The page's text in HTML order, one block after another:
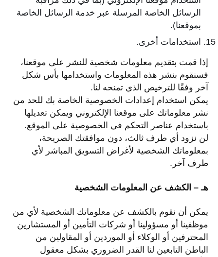
الرسائل الخاصة المرسلة عبر خدمة الرسائل الخاصة
بموقعنا).
استخدامات أخرى.
إذا قمت بتقديم معلومات شخصية للنشر على موقعنا،
فسنقوم بنشر هذه المعلومات واستخدامها بأس شكل
آخر وفقًا للترخيص الذي تمنحه لنا.
يمكن استخدام إعدادات الخصوصية الخاصة بك للحد من
نشر معلوماتك على موقعنا الإلكتروني ويمكن تعديلها
باستخدام عناصر التحكم في الخصوصية على الموقع.
لن نزود أي طرف ثالث، دون موافقتك الصريحة،
بمعلوماتك الشخصية لأغراض التسويق المباشر لأي
طرف آخر.
هـ – الكشف عن المعلومات الشخصية
يمكن أن نقوم بالكشف عن معلوماتك الشخصية لأي من
موظفينا أو مسؤولينا أو شركات التأمين أو المستشارين
المحترفين أو الوكلاء أو الموردين أو المقاولين من
الباطن التابعين لنا القدر الضروري بشكل معقول